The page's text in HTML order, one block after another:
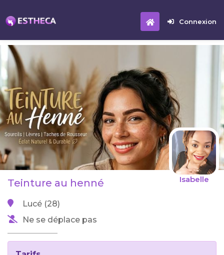
Connexion
Isabelle
Teinture au henné
Lucé (28)
Ne se déplace pas